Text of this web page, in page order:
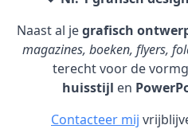
Naast al jegrafisch
magazines, boeken, flyers,
terecht voor de
huisstijl en
Contacteer mij